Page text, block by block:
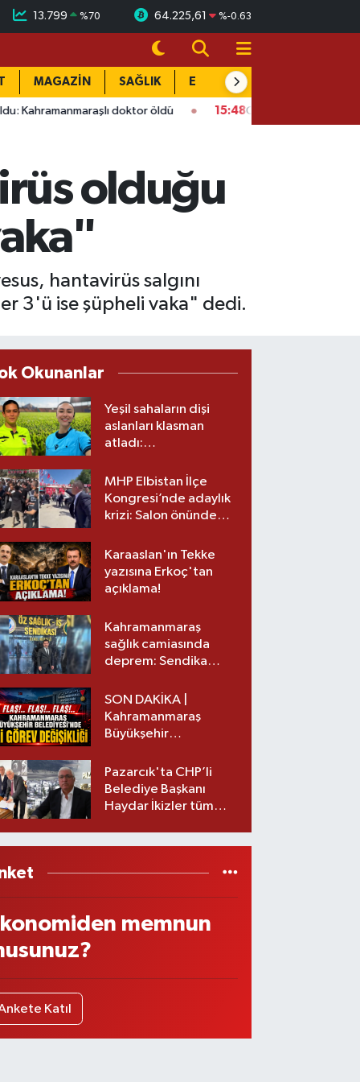
13.799 %70 64.225,61 %-0.63
MAGAZİN SAĞLIK EĞİTİM
doktor öldü 15:48 Onikişubat’ta ücretsiz üniversite
olduğu
hantavirüs salgını
3'ü ise şüpheli vaka" dedi.
Okunanlar
Yeşil sahaların dişi
aslanları klasman
atladı:
üst lige iki transfer!
MHP Elbistan İlçe
Kongresi’nde adaylık
krizi: Salon önünde
Karaaslan'ın Tekke
yazısına Erkoç'tan
açıklama!
Kahramanmaraş
sağlık camiasında
deprem: Sendika
SON DAKİKA |
Kahramanmaraş
Büyükşehir
görev değişikliği!
Pazarcık'ta CHP’li
Belediye Başkanı
Haydar İkizler tüm
memnun
Katıl